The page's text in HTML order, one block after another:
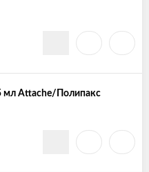
мл Attache/Полипакс